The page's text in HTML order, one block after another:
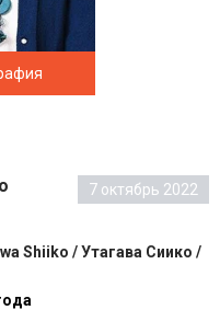
7 октябрь 2022
Shiiko / Утагава Сиико /